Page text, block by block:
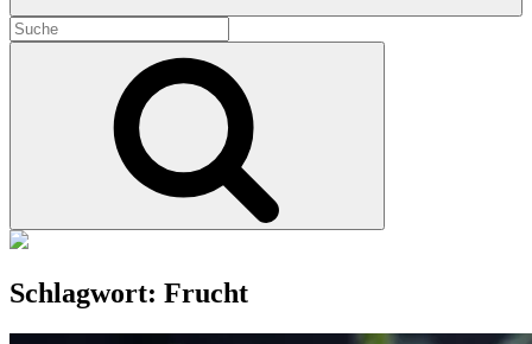
Search
for:
Schlagwort: Frucht